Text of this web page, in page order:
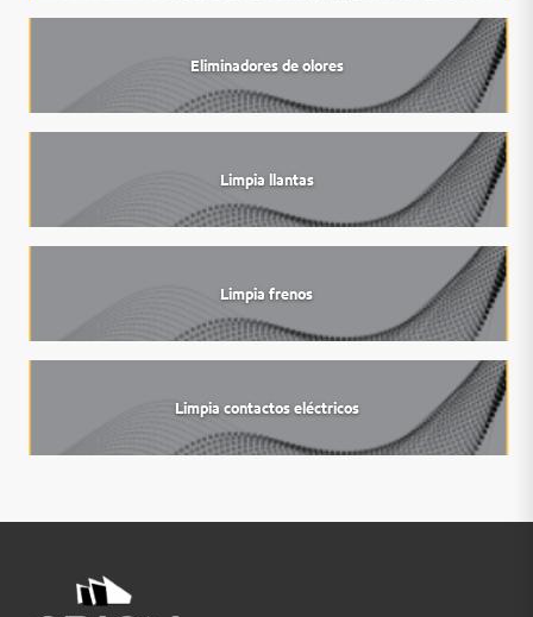
Eliminadores de olores
Limpia llantas
Limpia frenos
Limpia contactos eléctricos